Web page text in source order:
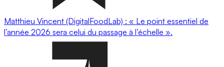
Matthieu Vincent (DigitalFoodLab) : « Le point essentiel de
l’année 2026 sera celui du passage à l’échelle ».